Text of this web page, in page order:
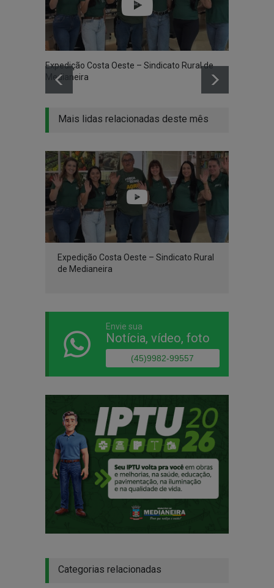
Expedição Costa Oeste – Sindicato Rural de
Medianeira
Mais lidas relacionadas deste mês
Expedição Costa Oeste – Sindicato Rural
de Medianeira
Envie sua
Notícia, vídeo, foto
(45)9982-99557
Categorias relacionadas